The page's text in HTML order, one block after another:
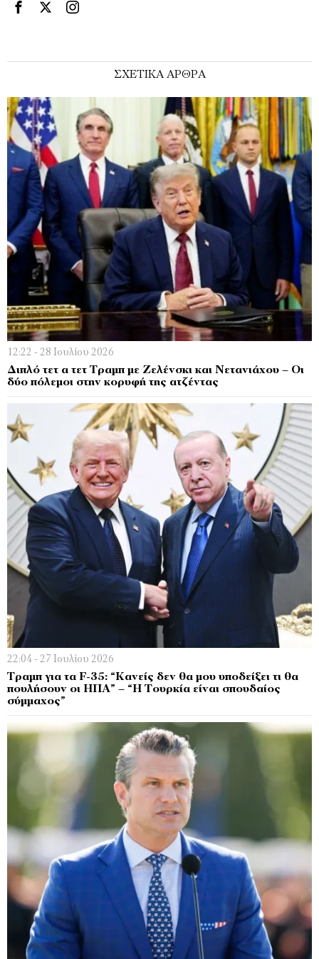
ΣΧΕΤΙΚΑ ΑΡΘΡΑ
12:22 - 28 Ιουλίου 2026
Διπλό τετ α τετ Τραμπ με Ζελένσκι και Νετανιάχου – Οι
δύο πόλεμοι στην κορυφή της ατζέντας
22:04 - 27 Ιουλίου 2026
Τραμπ για τα F-35: “Κανείς δεν θα μου υποδείξει τι θα
πουλήσουν οι ΗΠΑ” – “Η Τουρκία είναι σπουδαίος
σύμμαχος”